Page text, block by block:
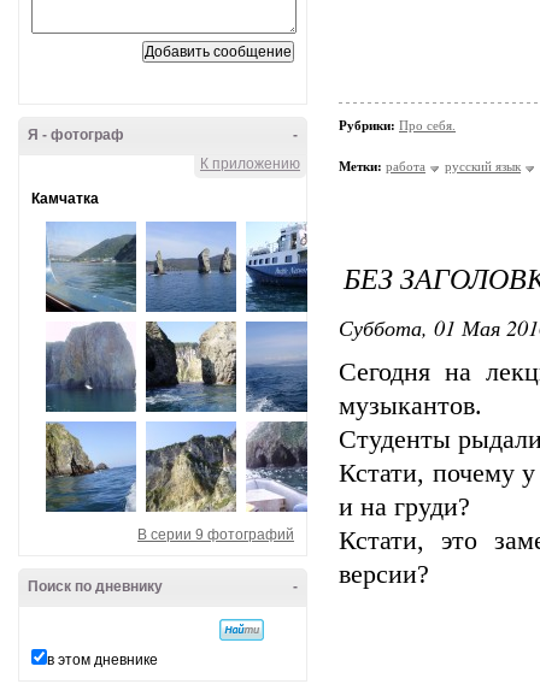
-
Я - фотограф
К приложению
Камчатка
В серии 9 фотографий
-
Поиск по дневнику
в этом дневнике
Рубрики: Про себя.
Метки: работа русский язык
БЕЗ
Суббота, 01 Мая
Сегодня на
музыкантов.
Студенты
Кстати, почему
и на груди?
Кстати, это
версии?